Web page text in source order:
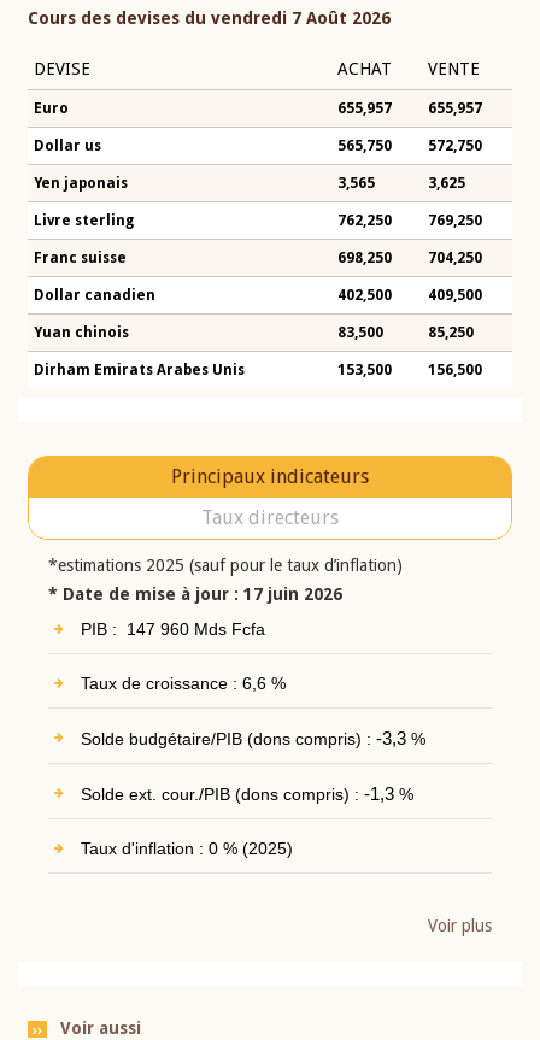
Cours des devises du vendredi 7 Août 2026
DEVISE ACHAT VENTE
Euro 655,957 655,957
Dollar us 565,750 572,750
Yen japonais 3,565 3,625
Livre sterling 762,250 769,250
Franc suisse 698,250 704,250
Dollar canadien 402,500 409,500
Yuan chinois 83,500 85,250
Dirham Emirats Arabes Unis 153,500 156,500
Principaux indicateurs
Taux directeurs
*estimations 2025 (sauf pour le taux d’inflation)
* Date de mise à jour : 17 juin 2026
PIB : 147 960 Mds Fcfa
Taux de croissance : 6,6 %
Solde budgétaire/PIB (dons compris) : -3,3%
Solde ext. cour./PIB (dons compris) : -1,3%
Taux d'inflation : 0 % (2025)
Voir plus
Voir aussi